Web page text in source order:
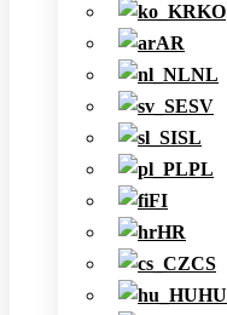
KO
AR
NL
SV
SL
PL
FI
HR
CS
HU